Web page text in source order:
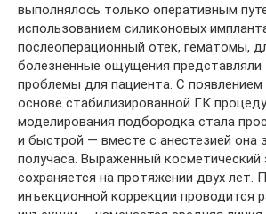
выполнялось только оперативным
использованием силиконовых
послеоперационный отек, гематомы,
болезненные ощущения представляли
проблемы для пациента. С появлением
основе стабилизированной ГК
моделирования подбородка стала
и быстрой — вместе с анестезией она
получаса. Выраженный
сохраняется на протяжении двух лет.
инъекционной коррекции проводится